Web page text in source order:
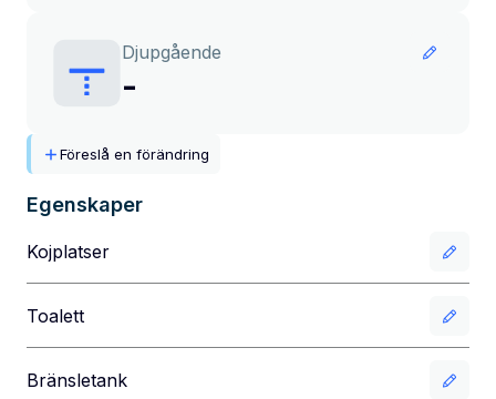
Djupgående
-
Föreslå en förändring
Egenskaper
Kojplatser
Toalett
Bränsletank